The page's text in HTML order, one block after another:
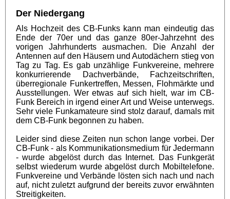
Der Niedergang
Als Hochzeit des CB-Funks kann man eindeutig das
Ende der 70er und das ganze 80er-Jahrzehnt des
vorigen Jahrhunderts ausmachen. Die Anzahl der
Antennen auf den Häusern und Autodächern stieg von
Tag zu Tag. Es gab unzählige Funkvereine, mehrere
konkurrierende Dachverbände, Fachzeitschriften,
überregionale Funkertreffen, Messen, Flohmärkte und
Ausstellungen. Wer etwas auf sich hielt, war im CB-
Funk Bereich in irgend einer Art und Weise unterwegs.
Sehr viele Funkamateure sind stolz darauf, damals mit
dem CB-Funk begonnen zu haben.
Leider sind diese Zeiten nun schon lange vorbei. Der
CB-Funk - als Kommunikationsmedium für Jedermann
- wurde abgelöst durch das Internet. Das Funkgerät
selbst wiederum wurde abgelöst durch Mobiltelefone.
Funkvereine und Verbände lösten sich nach und nach
auf, nicht zuletzt aufgrund der bereits zuvor erwähnten
Streitigkeiten.